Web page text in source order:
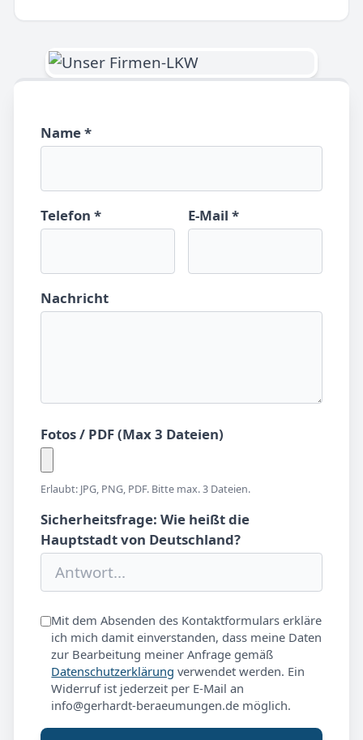
Name *
Telefon * E-Mail *
Nachricht
Fotos / PDF (Max 3 Dateien)
Erlaubt: JPG, PNG, PDF. Bitte max. 3 Dateien.
Sicherheitsfrage: Wie heißt die
Hauptstadt von Deutschland?
Mit dem Absenden des Kontaktformulars erkläre
ich mich damit einverstanden, dass meine Daten
zur Bearbeitung meiner Anfrage gemäß
Datenschutzerklärung verwendet werden. Ein
Widerruf ist jederzeit per E-Mail an
info@gerhardt-beraeumungen.de möglich.